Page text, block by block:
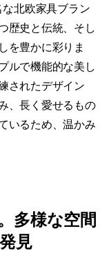
北欧家具ブラン
歴史と伝統、そし
を豊かに彩りま
ルで機能的な美し
されたデザイン
、長く愛せるもの
いるため、温かみ
多様な空間
見